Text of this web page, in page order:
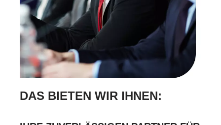
DAS BIETEN WIR IHNEN: